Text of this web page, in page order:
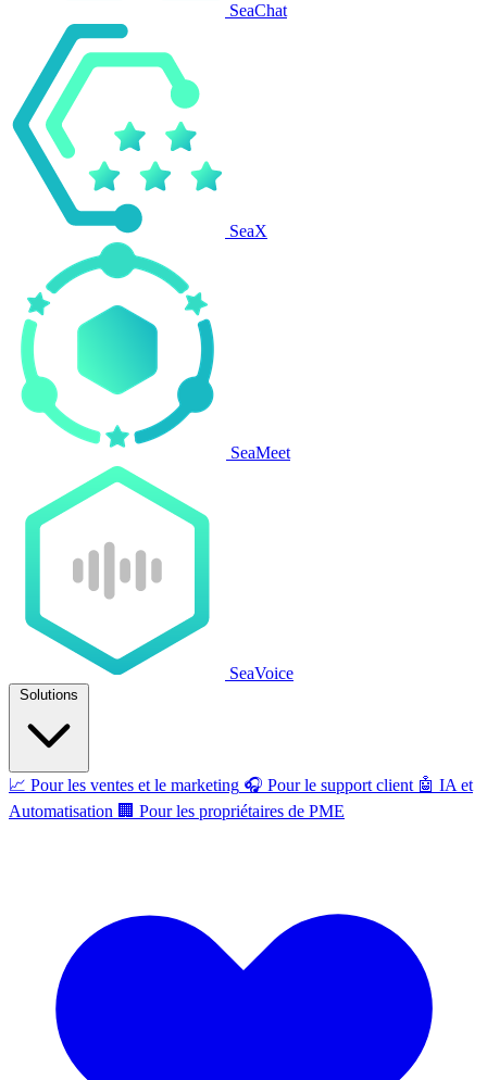
SeaChat
SeaX
SeaMeet
SeaVoice
Solutions
📈 Pour les ventes et le marketing 🎧 Pour le support client 🤖 IA et
Automatisation 🏢 Pour les propriétaires de PME